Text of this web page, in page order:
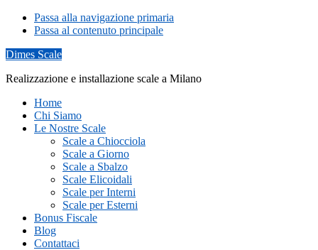
Passa alla navigazione primaria
Passa al contenuto principale
Dimes Scale
Realizzazione e installazione scale a Milano
Home
Chi Siamo
Le Nostre Scale
Scale a Chiocciola
Scale a Giorno
Scale a Sbalzo
Scale Elicoidali
Scale per Interni
Scale per Esterni
Bonus Fiscale
Blog
Contattaci